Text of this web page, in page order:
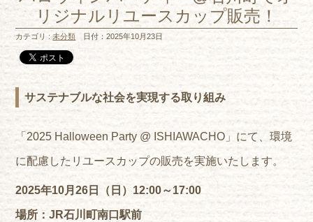
リジナルリユースカップ販売！
カテゴリ :未分類 日付：2025年10月23日
サステナブルな社会を実現する取り組み
「2025 Halloween Party @ ISHIAWACHO」にて、環境
に配慮したリユースカップの販売を実施いたします。
2025年10月26日（日）12:00～17:00
場所：JR石川町南口駅前